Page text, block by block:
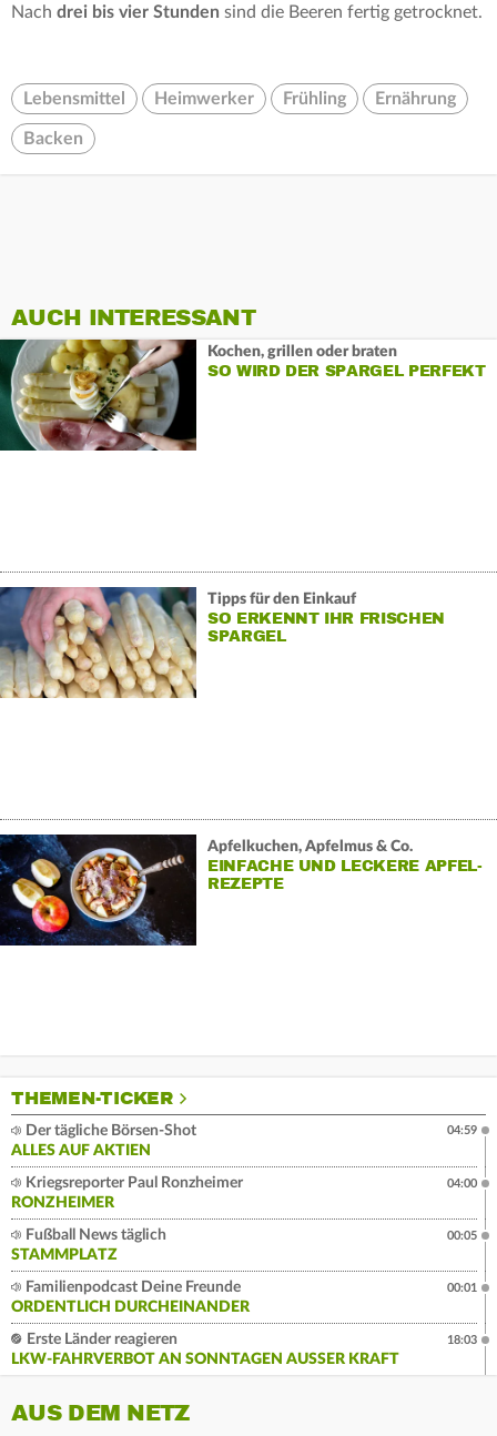
Nach drei bis vier Stunden sind die Beeren fertig getrocknet.
Lebensmittel Heimwerker Frühling Ernährung
Backen
AUCH INTERESSANT
Kochen, grillen oder braten
SO WIRD DER SPARGEL PERFEKT
Tipps für den Einkauf
SO ERKENNT IHR FRISCHEN
SPARGEL
Apfelkuchen, Apfelmus & Co.
EINFACHE UND LECKERE APFEL-
REZEPTE
THEMEN-TICKER
Der tägliche Börsen-Shot
ALLES AUF AKTIEN
04:59
Kriegsreporter Paul Ronzheimer
RONZHEIMER
04:00
Fußball News täglich
STAMMPLATZ
00:05
Familienpodcast Deine Freunde
ORDENTLICH DURCHEINANDER
00:01
Erste Länder reagieren
LKW-FAHRVERBOT AN SONNTAGEN AUSSER KRAFT
18:03
AUS DEM NETZ